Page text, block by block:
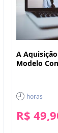
A
Modelo
horas
R$